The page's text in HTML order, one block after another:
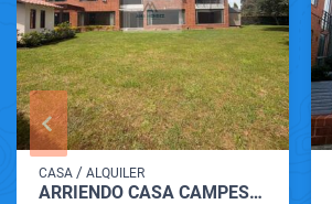
CASA / ALQUILER
ARRIENDO CASA CAMPESTRE UNIFAMILIAR DE DOS NIVELES VIA GUAYMARAL